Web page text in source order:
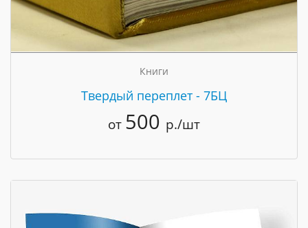
Книги
Твердый переплет - 7БЦ
от 500 р./шт